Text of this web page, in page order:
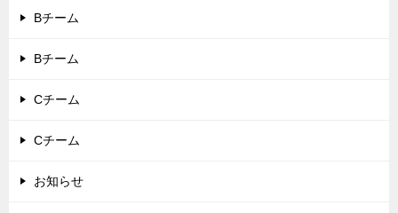
Bチーム
Bチーム
Cチーム
Cチーム
お知らせ